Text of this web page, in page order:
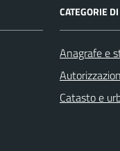
CATEGORIE
Anagrafe e
Catasto e